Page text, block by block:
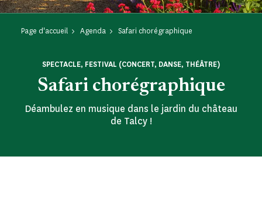
Page d'accueil Agenda Safari chorégraphique
Safari chorégraphique
SPECTACLE, FESTIVAL (CONCERT, DANSE, THÉÂTRE)
Déambulez en musique dans le jardin du château
de Talcy !